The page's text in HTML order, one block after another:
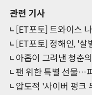
관련 기사
[ET포토] 트와이스
[ET포토] 정해인, '
아홉이 그려낸 청춘의
팬 위한 특별 선물…피
압도적 '사이버 펑크 무드